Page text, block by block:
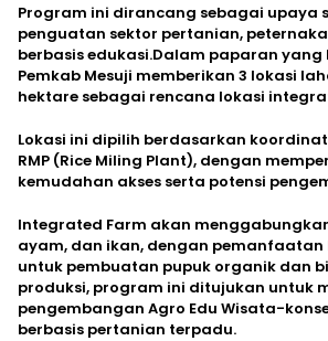
Program ini dirancang sebagai upaya
penguatan sektor pertanian,
berbasis edukasi.Dalam paparan yang
Pemkab Mesuji memberikan 3 lokasi
hektare sebagai rencana lokasi
Lokasi ini dipilih berdasarkan
RMP (Rice Miling Plant), dengan
kemudahan akses serta potensi
Integrated Farm akan
ayam, dan ikan, dengan
untuk pembuatan pupuk organik dan
produksi, program ini ditujukan untuk
pengembangan Agro Edu Wisata-
berbasis pertanian terpadu.